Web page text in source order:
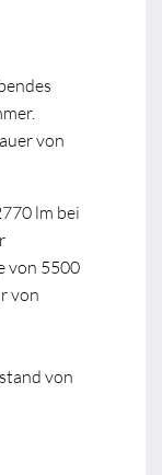
von
lm bei
von 5500
von
von